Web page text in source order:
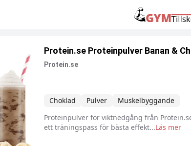
Protein.se Proteinpulver Banan &
Protein.se
Choklad Pulver
Muskelbyggande
Beskrivning
Proteinpulver för viktnedgång från
ett träningspass för bästa effekt...Läs mer